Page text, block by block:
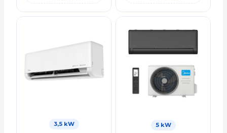
3,5 kW 5 kW